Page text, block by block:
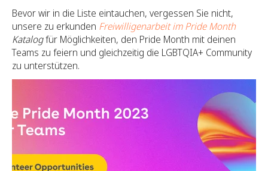
Bevor wir in die Liste eintauchen, vergessen Sie nicht,
unsere zu erkunden Freiwilligenarbeit im Pride Month
Katalogfür Möglichkeiten, den Pride Month mit deinen
Teams zu feiern und gleichzeitig die LGBTQIA+ Community
zu unterstützen.